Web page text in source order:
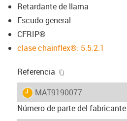
Retardante de llama
Escudo general
CFRIP®
clase chainflex®: 5.5.2.1
Referencia
igus-icon-lieferzeit
MAT9190077
Número de parte del fabricante